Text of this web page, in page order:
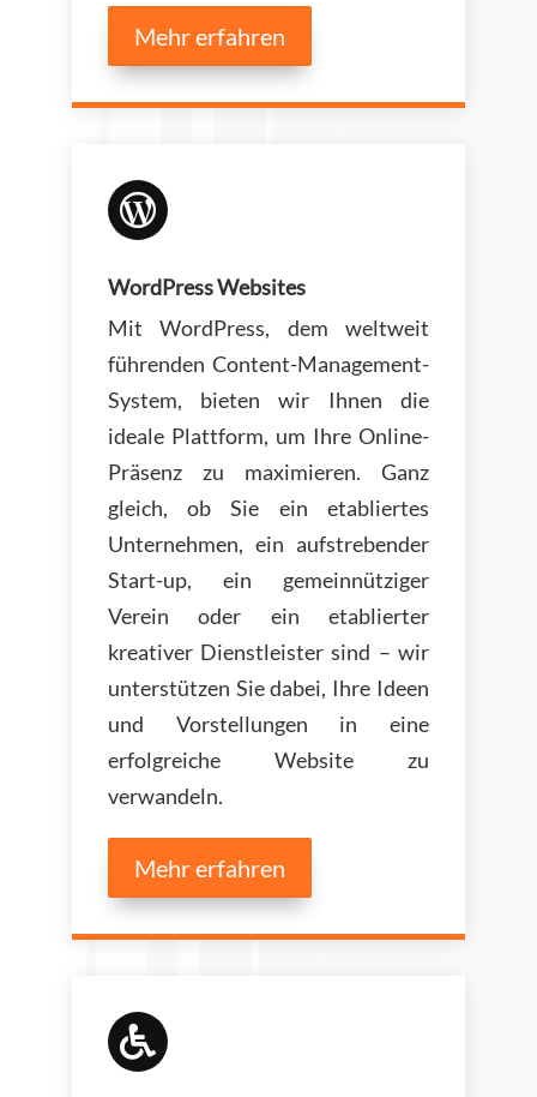
Mehr erfahren

WordPress Websites
Mit WordPress, dem weltweit
führenden Content-Management-
System, bieten wir Ihnen die
ideale Plattform, um Ihre Online-
Präsenz zu maximieren. Ganz
gleich, ob Sie ein etabliertes
Unternehmen, ein aufstrebender
Start-up, ein gemeinnütziger
Verein oder ein etablierter
kreativer Dienstleister sind – wir
unterstützen Sie dabei, Ihre Ideen
und Vorstellungen in eine
erfolgreiche Website zu
verwandeln.
Mehr erfahren
